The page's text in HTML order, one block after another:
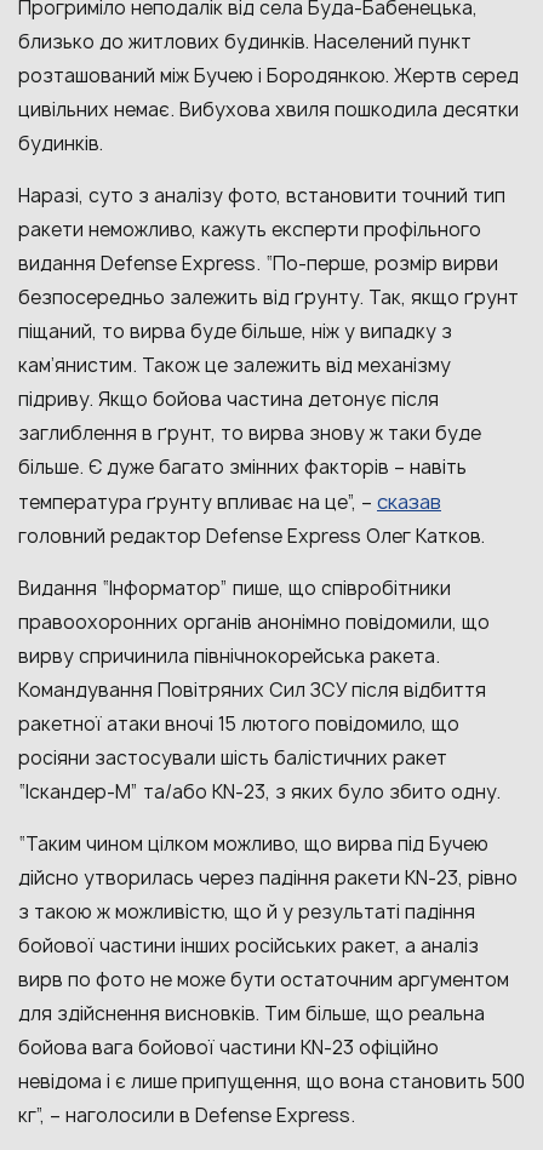
Прогриміло неподалік від села Буда-Бабенецька,
близько до житлових будинків. Населений пункт
розташований між Бучею і Бородянкою. Жертв серед
цивільних немає. Вибухова хвиля пошкодила десятки
будинків.
Наразі, суто з аналізу фото, встановити точний тип
ракети неможливо, кажуть експерти профільного
видання Defense Express. “По-перше, розмір вирви
безпосередньо залежить від ґрунту. Так, якщо ґрунт
піщаний, то вирва буде більше, ніж у випадку з
кам’янистим. Також це залежить від механізму
підриву. Якщо бойова частина детонує після
заглиблення в ґрунт, то вирва знову ж таки буде
більше. Є дуже багато змінних факторів – навіть
температура ґрунту впливає на це”, – сказав
головний редактор Defense Express Олег Катков.
Видання “Інформатор” пише, що співробітники
правоохоронних органів анонімно повідомили, що
вирву спричинила північнокорейська ракета.
Командування Повітряних Сил ЗСУ після відбиття
ракетної атаки вночі 15 лютого повідомило, що
росіяни застосували шість балістичних ракет
“Іскандер-М” та/або KN-23, з яких було збито одну.
“Таким чином цілком можливо, що вирва під Бучею
дійсно утворилась через падіння ракети KN-23, рівно
з такою ж можливістю, що й у результаті падіння
бойової частини інших російських ракет, а аналіз
вирв по фото не може бути остаточним аргументом
для здійснення висновків. Тим більше, що реальна
бойова вага бойової частини KN-23 офіційно
невідома і є лише припущення, що вона становить 500
кг”, – наголосили в Defense Express.